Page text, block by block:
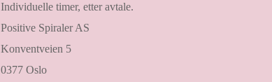
Individuelle timer, etter avtale.
Positive Spiraler AS
Konventveien 5
0377 Oslo